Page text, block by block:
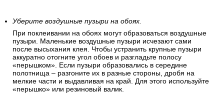
Уберите воздушные пузыри на обоях.
При поклеивании на обоях могут образоваться воздушные
пузыри. Маленькие воздушные пузыри исчезают сами
после высыхания клея. Чтобы устранить крупные пузыри
аккуратно отогните угол обоев и разгладьте полосу
«перышком». Если пузыри образовались в середине
полотнища – разгоните их в разные стороны, дробя на
мелкие части и выдавливая на край. Для этого используйте
«перышко» или резиновый валик.